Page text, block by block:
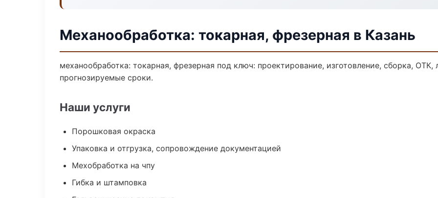
Механообработка: токарная, фрезерная в Казань
механообработка: токарная, фрезерная под ключ: проектирование, изготовление, сборка,
прогнозируемые сроки.
Наши услуги
Порошковая окраска
Упаковка и отгрузка, сопровождение документацией
Мехобработка на чпу
Гибка и штамповка